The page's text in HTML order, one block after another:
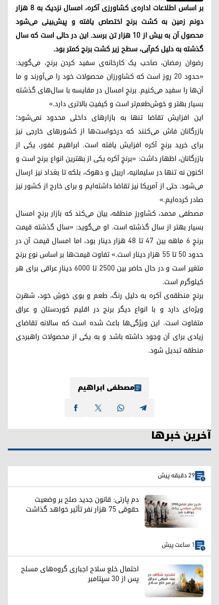
بر اساس اطلاعات اداره‌ی کشاورزی آکره، امسال نزدیک به ۸ هزار
دونم زمین به کشت برنج اختصاص یافته و پیش‌بینی می‌شود
محصول آن به بیش از ۱۰ هزار تن برسد. این در حالی است که سال
گذشته به دلیل کم‌آبی، سطح زیر کشت برنج کمتر بود.
رضوان رمضان، صاحب یک کارخانه‌ی سفید کردن برنج، می‌گوید:
«حدود ۲۰ روز است که کشاورزان محصولات خود را می‌آورند و ما
آن‌ها را سفید می‌کنیم. برنجِ امسال در مقایسه با سال‌های گذشته
بسیار بهتر و خوش‌طعم‌تر است و کیفیتِ بالاتری دارد.»
این افزایش تقاضا تنها به بازارهای داخلی محدود نمی‌شود؛
بازرگانان فاش می‌کنند که درخواست‌ها از کشورهای خارجی نیز
برای خرید برنجِ آکره افزایش یافته است. ابراهیم غفور، یکی از
بازرگانان، اظهار داشت: «برنجِ آکره یکی از بهترین انواع برنج است و
اکنون نه تنها در سلیمانیه، اربیل و دهوک، بلکه تا بغداد نیز ارسال
می‌شود. حتی از آمریکا نیز تقاضا داشته‌ایم و برای خارج از کشور نیز
صادر کرده‌ایم.»
مصطفی محمد، کشاورزِ منطقه، بیان می‌کند که بازار برنجِ امسال
بسیار بهتر از سال گذشته است. او می‌گوید: «سال گذشته قیمت
برنجِ ۶ ماهه بین ۴۷ تا ۴۸ هزار دینار بود، اما امسال قیمت آن در
حدود ۵۰ تا ۵۵ هزار دینار است.» تفاوت قیمت‌ها بر اساس نوع برنج
متغیر است و در حال حاضر بین ۲۵۰۰ تا ۶۰۰۰ دینارِ عراقی برای هر
کیلوگرم است.
برنجِ منطقه‌ی آکره به دلیل رنگ، طعم و بوی خوشِ خود، شهرتِ
ویژه‌ای دارد و با انواع دیگر برنج در اقلیم کوردستان و عراق
متفاوت است. این ویژگی‌ها باعث شده است که سالانه تقاضای
زیادی برای آن وجود داشته باشد و به یکی از محصولات راهبردی
منطقه تبدیل شود.
مصطفی ابراهیم
آخرین خبرها
29 دقیقه پیش
دم پارتی: قانون جدید صلح بر وضعیت
حقوقی ۷۵ هزار نفر تأثیر خواهد گذاشت
1 ساعت پیش
احتمال خلع سلاح اجباری گروه‌های مسلح
پس از ۳۰ سپتامبر